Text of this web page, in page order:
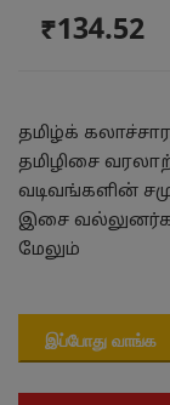
₹134.52
தமிழ்க்
தமிழிசை
வடிவங்களின்
இசை
மேலும்
இப்போது வாங்க